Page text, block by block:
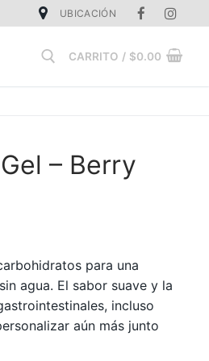
UBICACIÓN
CARRITO / $0.00
– Berry
para una
agua. El sabor suave y la
incluso
aún más junto